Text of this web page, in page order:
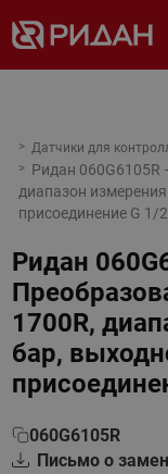
Датчики для
Ридан 060G6105R
диапазон
присоединение G 1/2
Ридан
1700R,
бар,
060G6105R
Письмо о